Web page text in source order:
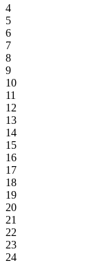
4
5
6
7
8
9
10
11
12
13
14
15
16
17
18
19
20
21
22
23
24